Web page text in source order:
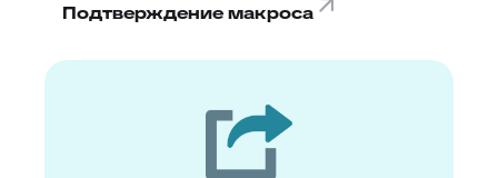
Подтверждение макроса